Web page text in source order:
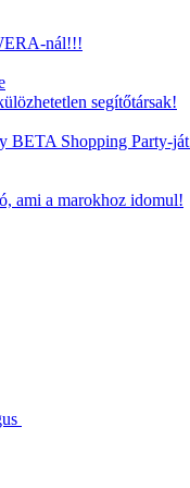
nál!!!
segítőtársak!
BETA Shopping Party-
ami a marokhoz idomul!